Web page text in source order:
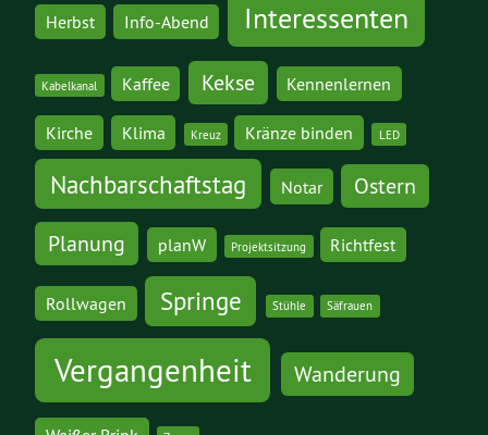
Herbst Info-Abend Interessenten
Kabelkanal Kaffee Kekse Kennenlernen
Kirche Klima Kreuz Kränze binden LED
Nachbarschaftstag Notar Ostern
Planung planW Projektsitzung Richtfest
Rollwagen Springe Stühle Säfrauen
Vergangenheit Wanderung